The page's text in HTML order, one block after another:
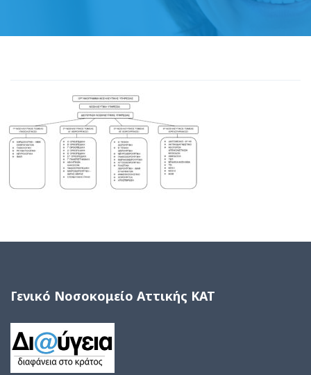
Γενικό Νοσοκομείο Αττικής ΚΑΤ